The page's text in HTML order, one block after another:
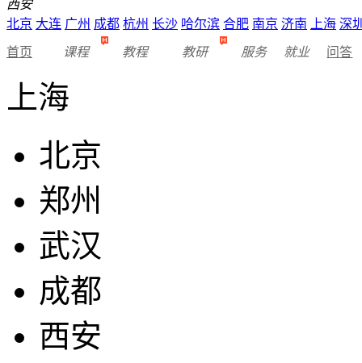
西安
北京 大连 广州 成都 杭州 长沙 哈尔滨 合肥 南京 济南 上海 深
首页 课程 教程 教研 服务 就业 问答
上海
北京
郑州
武汉
成都
西安